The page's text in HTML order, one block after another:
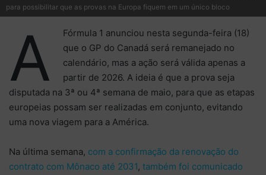
para possibilitar que as provas na Europa fiquem em um único bloco
A
Fórmula 1 anunciou nesta segunda-feira (18)
que o GP do Canadá será remanejado no
calendário, mas a ação será válida apenas a
partir de 2026. A ideia é que a prova seja
disputada na 3ª ou 4ª semana de maio, para que as etapas
europeias possam ser realizadas em conjunto, evitando
uma nova viagem para a América.
Na última semana, com a confirmação da renovação do
contrato com Mônaco até 2031, também foi comunicado